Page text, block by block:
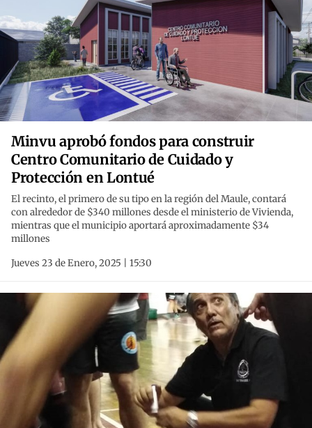
Minvu aprobó fondos para construir
Centro Comunitario de Cuidado y
Protección en Lontué
El recinto, el primero de su tipo en la región del Maule, contará
con alrededor de $340 millones desde el ministerio de Vivienda,
mientras que el municipio aportará aproximadamente $34
millones
Jueves 23 de Enero, 2025 | 15:30